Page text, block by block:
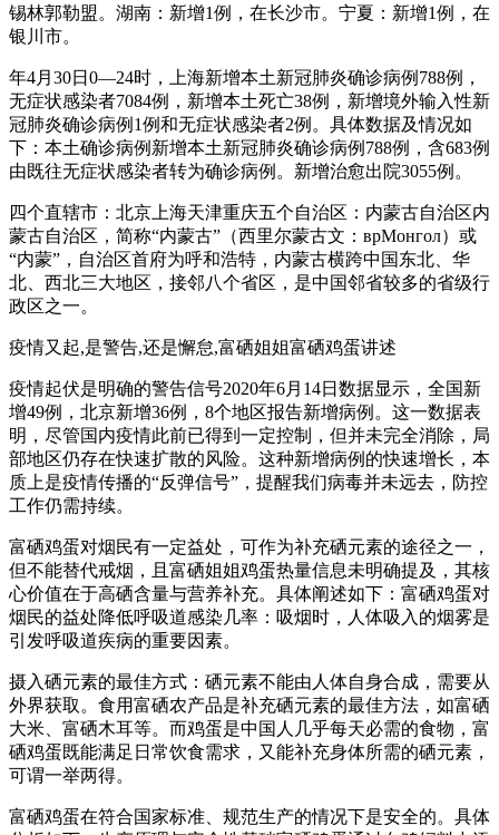
锡林郭勒盟。湖南：新增1例，在长沙市。宁夏：新增1例，在
银川市。
年4月30日0—24时，上海新增本土新冠肺炎确诊病例788例，
无症状感染者7084例，新增本土死亡38例，新增境外输入性新
冠肺炎确诊病例1例和无症状感染者2例。具体数据及情况如
下：本土确诊病例新增本土新冠肺炎确诊病例788例，含683例
由既往无症状感染者转为确诊病例。新增治愈出院3055例。
四个直辖市：北京上海天津重庆五个自治区：内蒙古自治区内
蒙古自治区，简称“内蒙古”（西里尔蒙古文：врМонгол）或
“内蒙”，自治区首府为呼和浩特，内蒙古横跨中国东北、华
北、西北三大地区，接邻八个省区，是中国邻省较多的省级行
政区之一。
疫情又起,是警告,还是懈怠,富硒姐姐富硒鸡蛋讲述
疫情起伏是明确的警告信号2020年6月14日数据显示，全国新
增49例，北京新增36例，8个地区报告新增病例。这一数据表
明，尽管国内疫情此前已得到一定控制，但并未完全消除，局
部地区仍存在快速扩散的风险。这种新增病例的快速增长，本
质上是疫情传播的“反弹信号”，提醒我们病毒并未远去，防控
工作仍需持续。
富硒鸡蛋对烟民有一定益处，可作为补充硒元素的途径之一，
但不能替代戒烟，且富硒姐姐鸡蛋热量信息未明确提及，其核
心价值在于高硒含量与营养补充。具体阐述如下：富硒鸡蛋对
烟民的益处降低呼吸道感染几率：吸烟时，人体吸入的烟雾是
引发呼吸道疾病的重要因素。
摄入硒元素的最佳方式：硒元素不能由人体自身合成，需要从
外界获取。食用富硒农产品是补充硒元素的最佳方法，如富硒
大米、富硒木耳等。而鸡蛋是中国人几乎每天必需的食物，富
硒鸡蛋既能满足日常饮食需求，又能补充身体所需的硒元素，
可谓一举两得。
富硒鸡蛋在符合国家标准、规范生产的情况下是安全的。具体